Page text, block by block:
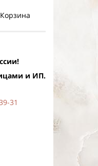
Корзина
и ИП.
31